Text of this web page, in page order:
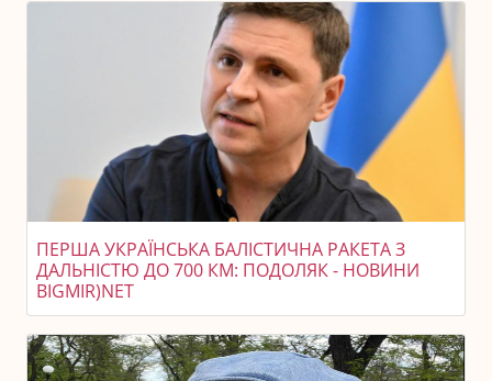
ПЕРША УКРАЇНСЬКА БАЛІСТИЧНА РАКЕТА З
ДАЛЬНІСТЮ ДО 700 КМ: ПОДОЛЯК - НОВИНИ
BIGMIR)NET